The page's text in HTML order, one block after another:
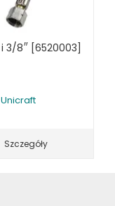
3/8″ [6520003]
Szczegóły